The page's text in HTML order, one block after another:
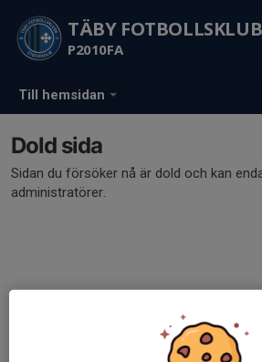
Till hemsidan
TÄBY
P2010FA
Dold sida
Sidan du försöker nå är dold och kan
administratörer.